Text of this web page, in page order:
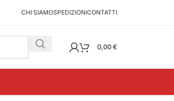
CHI SIAMOSPEDIZIONICONTATTI
0,00€